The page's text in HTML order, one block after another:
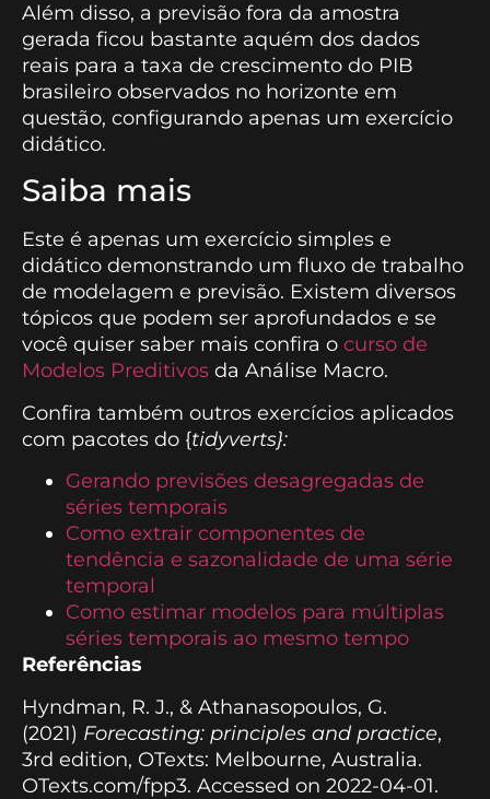
Além disso, a previsão fora da amostra
gerada ficou bastante aquém dos dados
reais para a taxa de crescimento do PIB
brasileiro observados no horizonte em
questão, configurando apenas um exercício
didático.
Saiba mais
Este é apenas um exercício simples e
didático demonstrando um fluxo de trabalho
de modelagem e previsão. Existem diversos
tópicos que podem ser aprofundados e se
você quiser saber mais confira o curso de
Modelos Preditivos da Análise Macro.
Confira também outros exercícios aplicados
com pacotes do {tidyverts}:
Gerando previsões desagregadas de
séries temporais
Como extrair componentes de
tendência e sazonalidade de uma série
temporal
Como estimar modelos para múltiplas
séries temporais ao mesmo tempo
Referências
Hyndman, R. J., & Athanasopoulos, G.
(2021) Forecasting: principles and practice,
3rd edition, OTexts: Melbourne, Australia.
OTexts.com/fpp3. Accessed on 2022-04-01.